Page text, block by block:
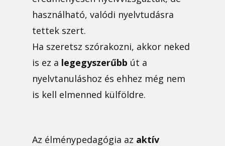
használható, valódi nyelvtudásra
tettek szert.
Ha szeretsz szórakozni, akkor neked
is ez a legegyszerűbb út a
nyelvtanuláshoz és ehhez még nem
is kell elmenned külföldre.
Az élménypedagógia az aktív